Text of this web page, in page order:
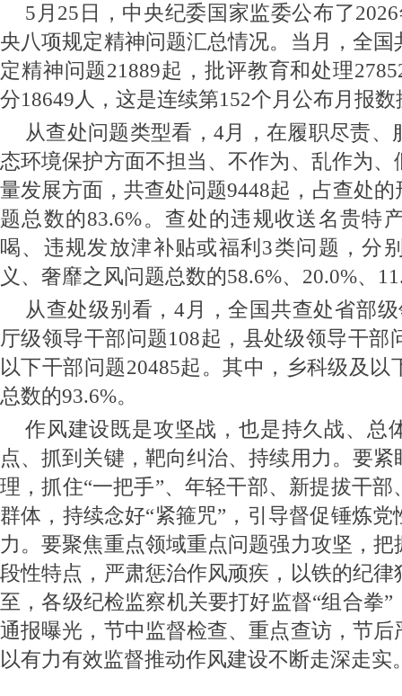
5月25日，中央纪委国家监委公布了
央八项规定精神问题汇总情况。当月，全
定精神问题21889起，批评教育和处理
分18649人，这是连续第152个月公布月报数
从查处问题类型看 ，4月
，在履职尽责、
态环境保护方面不担当、不作为、乱作为
量发展方面，共查处问题9448起，占查处
题总数的83.6%。查处的违规收送名贵特
喝、违规发放津补贴或福利3类问题，分
义、奢靡之风问题总数的58.6%、20.0%、
从查处级别看，4月
，全国共查处省部
厅级领导干部问题108起，县处级领导干部
以下干部问题20485起。其中，乡科级及以
总数的93.6%。
作风建设既是攻坚战，也是持久战、总
点、抓到关键，靶向纠治、持续用力。要
理，抓住“一把手”、年轻干部、新提拔干
群体，持续念好“紧箍咒”，引导督促锤炼
力。要聚焦重点领域重点问题强力攻坚，
段性特点，严肃惩治作风顽疾，以铁的纪
至，各级纪检监察机关要打好监督“组合拳
通报曝光，节中监督检查、重点查访，节
以有力有效监督推动作风建设不断走深走实